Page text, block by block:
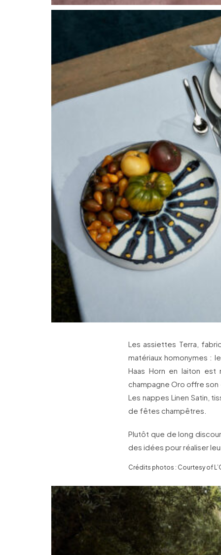
Les assiettes Terra,
matériaux homonymes :
Haas Horn en laiton
champagne Oro offre
Les nappes Linen Satin,
de fêtes champêtres.
Plutôt que de long
des idées pour réaliser
Crédits photos : Courtesy of